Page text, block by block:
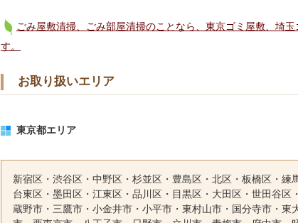
ごみ屋敷清掃、ごみ部屋清掃のことなら、東京ゴミ屋敷、埼
す。
お取り扱いエリア
東京都エリア
新宿区・渋谷区・中野区・杉並区・豊島区・北区・板橋区・練
台東区・墨田区・江東区・品川区・目黒区・大田区・世田谷
蔵野市・三鷹市・小金井市・小平市・東村山市・国分寺市・東